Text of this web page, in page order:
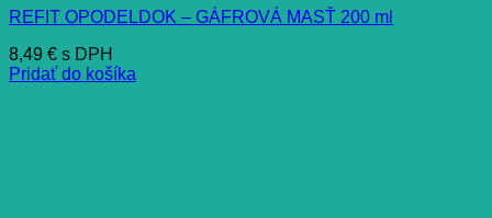
REFIT OPODELDOK – GÁFROVÁ MASŤ 200 ml
8,49 € s DPH
Pridať do košíka